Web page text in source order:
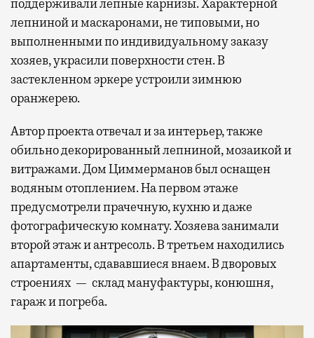
поддерживали лепные карнизы. Характерной
лепниной и маскаронами, не типовыми, но
выполненными по индивидуальному заказу
хозяев, украсили поверхности стен. В
застекленном эркере устроили зимнюю
оранжерею.
Автор проекта отвечал и за интерьер, также
обильно декорированный лепниной, мозаикой и
витражами. Дом Циммерманов был оснащен
водяным отоплением. На первом этаже
предусмотрели прачечную, кухню и даже
фотографическую комнату. Хозяева занимали
второй этаж и антресоль. В третьем находились
апартаменты, сдававшиеся внаем. В дворовых
строениях — склад мануфактуры, конюшня,
гараж и погреба.